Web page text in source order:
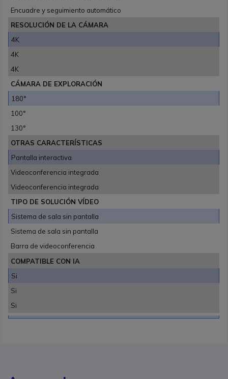
Encuadre y seguimiento automático
RESOLUCIÓN DE LA CÁMARA
4K
4K
4K
CÁMARA DE EXPLORACIÓN
180°
100°
130°
OTRAS CARACTERÍSTICAS
Pantalla interactiva
Videoconferencia integrada
Videoconferencia integrada
TIPO DE SOLUCIÓN VÍDEO
Sistema de sala sin pantalla
Sistema de sala sin pantalla
Barra de videoconferencia
COMPATIBLE CON IA
Si
Si
Si